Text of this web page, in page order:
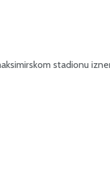
stadionu